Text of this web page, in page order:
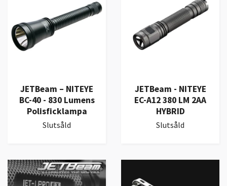
JETBeam – NITEYE
BC-40 - 830 Lumens
Polisficklampa
Slutsåld
JETBeam - NITEYE
EC-A12 380 LM 2AA
HYBRID
Slutsåld